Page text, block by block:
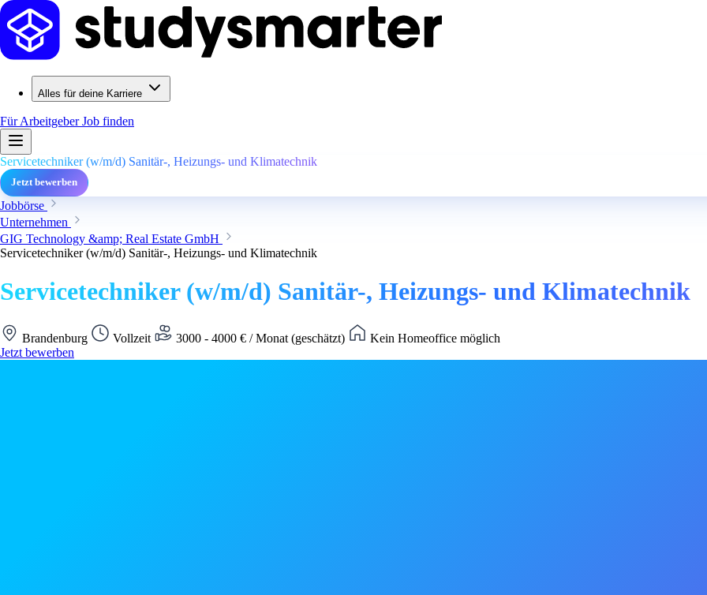
Alles für deine Karriere
Für ArbeitgeberJob finden
Servicetechniker (w/m/d) Sanitär-, Heizungs- und Klimatechnik
Jetzt bewerben
Jobbörse
Unternehmen
GIG Technology &amp; Real Estate GmbH
Servicetechniker (w/m/d) Sanitär-, Heizungs- und Klimatechnik
Servicetechniker (w/m/d) Sanitär-, Heizungs- und Klimatechnik
Brandenburg Vollzeit 3000 - 4000 € / Monat (geschätzt)
Kein Homeoffice möglich
Jetzt bewerben